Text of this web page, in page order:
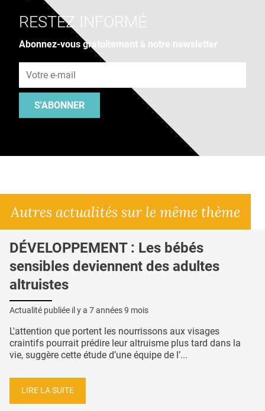
RESTEZ INFORMÉ
Abonnez-vous gratuitement à notre newsletter
S'ABONNER
Autres actualités sur le même thème
DÉVELOPPEMENT : Les bébés
sensibles deviennent des adultes
altruistes
Actualité publiée il y a 7 années 9 mois
L'attention que portent les nourrissons aux visages
craintifs pourrait prédire leur altruisme plus tard dans la
vie, suggère cette étude d’une équipe de l’...
LIRE LA SUITE